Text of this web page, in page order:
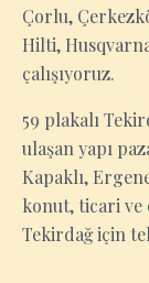
Çorlu,
Hilti,
çalışıyoruz.
59 plakalı
ulaşan yapı
Kapaklı,
konut, ticari
Tekirdağ için